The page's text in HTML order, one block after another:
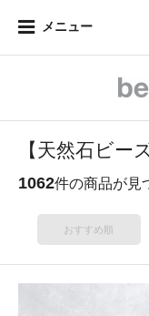
メニュー
【天然石ビー
1062件の商品が見
おすすめ順